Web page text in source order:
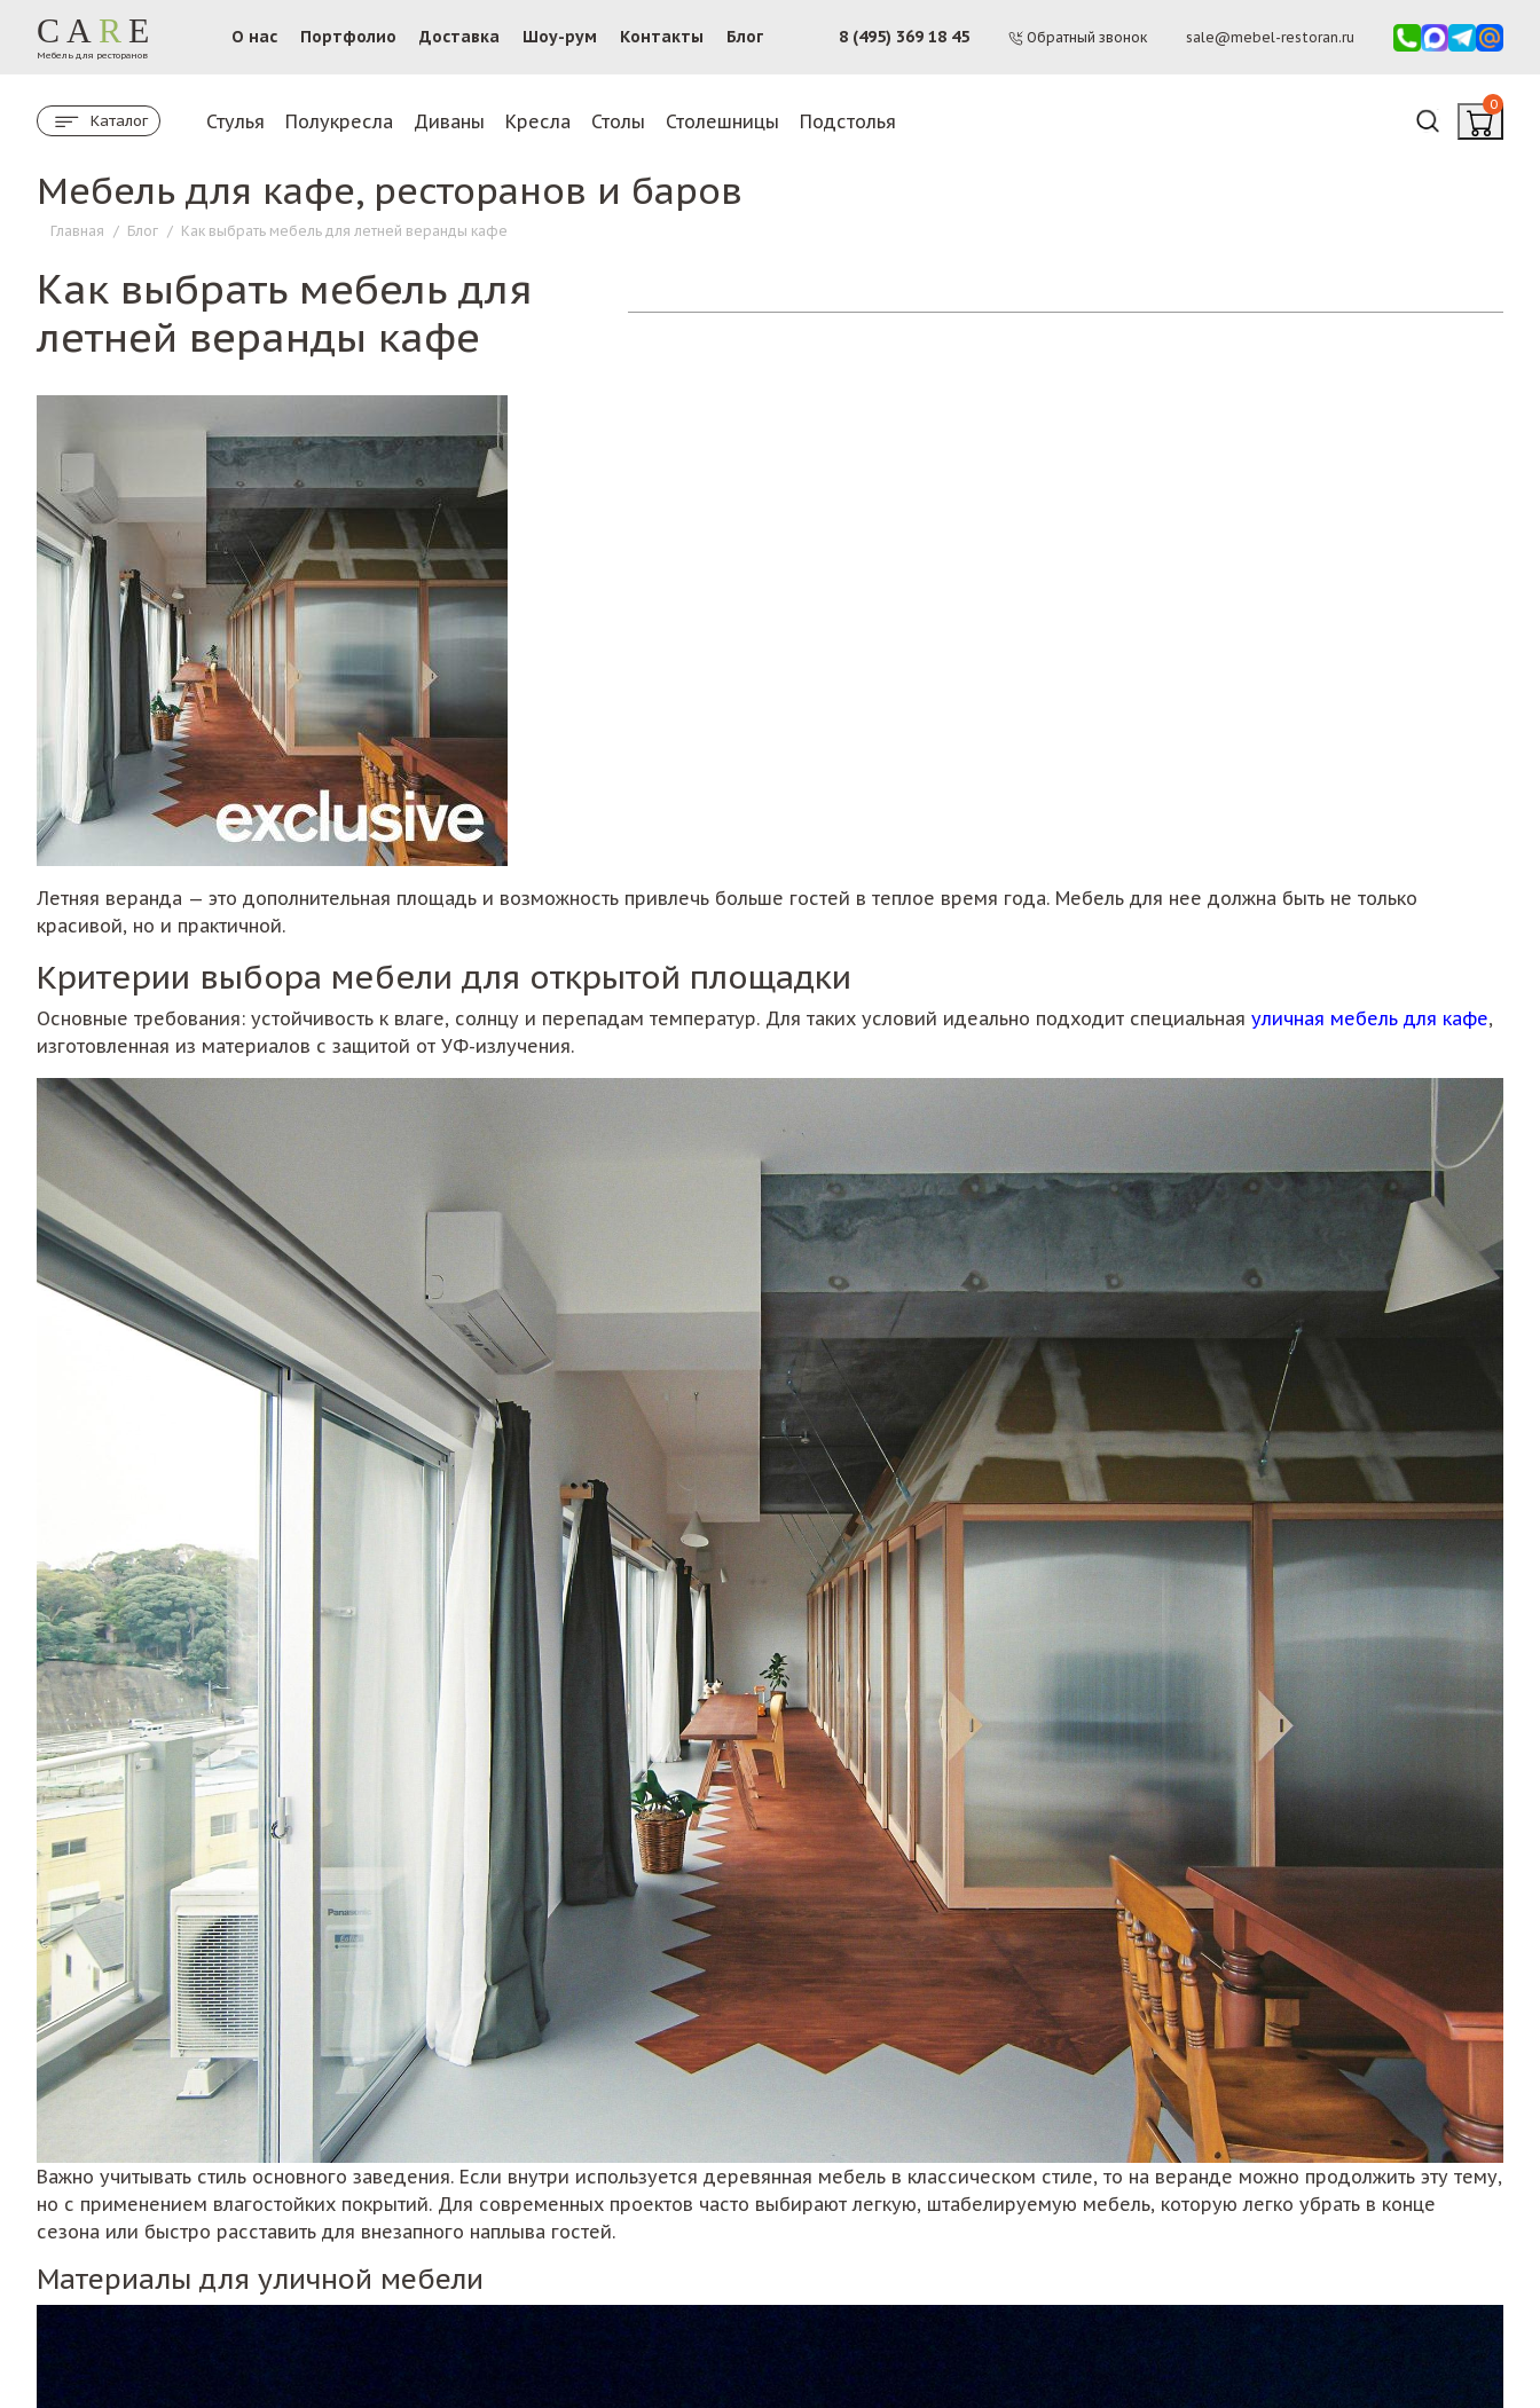
CA R E
Мебель для ресторанов
О нас Портфолио Доставка Шоу-рум Контакты Блог 8 (495) 369 18 45 Обратный звонок sale@mebel-restoran.ru
Каталог Стулья Полукресла Диваны Кресла Столы Столешницы Подстолья
0
Мебель для кафе, ресторанов и баров
Главная / Блог / Как выбрать мебель для летней веранды кафе
Как выбрать мебель для
летней веранды кафе
Летняя веранда — это дополнительная площадь и возможность привлечь больше гостей в теплое время года. Мебель для нее должна быть не только
красивой, но и практичной.
Критерии выбора мебели для открытой площадки
Основные требования: устойчивость к влаге, солнцу и перепадам температур. Для таких условий идеально подходит специальная уличная мебель для кафе,
изготовленная из материалов с защитой от УФ-излучения.
Важно учитывать стиль основного заведения. Если внутри используется деревянная мебель в классическом стиле, то на веранде можно продолжить эту тему,
но с применением влагостойких покрытий. Для современных проектов часто выбирают легкую, штабелируемую мебель, которую легко убрать в конце
сезона или быстро расставить для внезапного наплыва гостей.
Материалы для уличной мебели